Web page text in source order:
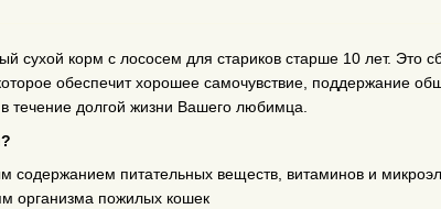
сухой корм с лососем для стариков старше 10 лет. Это
обеспечит хорошее самочувствие, поддержание
течение долгой жизни Вашего любимца.
содержанием питательных веществ, витаминов и
организма пожилых кошек